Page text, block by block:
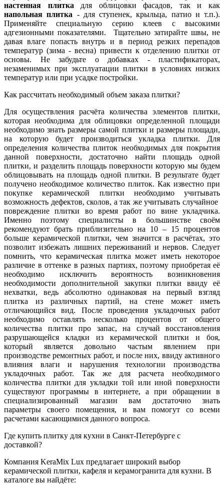
настенная плитка для облицовки фасадов, так и как
напольная плитка - для ступенек, крыльца, патио и т.п.).
Применяйте специальную серию клеев с высокими
адгезионными показателями. Тщательно затирайте швы, не
давая влаге попасть внутрь и в период резких перепадов
температур (зима - весна) привести к отделению плитки от
основы. Не забудьте о добавках - пластификаторах,
незаменимых при эксплуатации плитки в условиях низких
температур или при усадке постройки.
Как рассчитать необходимый объем заказа плитки?
Для осуществления расчёта количества элементов плитки,
которая необходима для облицовки определенной площади
необходимо знать размеры самой плитки и размеры площади,
на которую будет производиться укладка плитки. Для
определения количества плиток необходимых для покрытия
данной поверхности, достаточно найти площадь одной
плитки, и разделить площадь поверхности которую мы будем
облицовывать на площадь одной плитки. В результате будет
получено необходимое количество плиток. Как известно при
покупке керамической плитки необходимо учитывать
возможность дефектов, сколов, а так же учитывать случайное
повреждение плитки во время работ по вине укладчика.
Именно поэтому специалисты в большинстве своём
рекомендуют брать приблизительно на 10 – 15 процентов
больше керамической плитки, чем значится в расчётах, это
позволит избежать лишних переживаний и нервов. Следует
помнить, что керамическая плитка может иметь некоторое
различие в оттенке в разных партиях, поэтому приобретая её
необходимо исключить вероятность возникновения
необходимости дополнительной закупки плитки ввиду её
нехватки, ведь абсолютно одинаковая на первый взгляд
плитка из различных партий, на стене может иметь
отличающийся вид. После проведения укладочных работ
необходимо оставлять несколько процентов от общего
количества плитки про запас, на случай восстановления
разрушающейся кладки из керамической плитки и боя,
который является довольно частым явлением при
производстве ремонтных работ, и после них, ввиду активного
влияния влаги и нарушения технологии производства
укладочных работ. Так же для расчета необходимого
количества плитки для укладки той или иной поверхности
существуют программы в интернете, а при обращении в
специализированный магазин вам достаточно знать
параметры своего помещения, и вам помогут со всеми
расчетами касающимися данного вопроса.
Где купить плитку для кухни в Санкт-Петербурге с
доставкой?
Компания KeraMix Lux предлагает широкий выбор
керамической плитки, кафеля и керамогранита для кухни. В
каталоге вы найдёте: